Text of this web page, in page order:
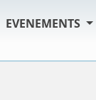
EVENEMENTS